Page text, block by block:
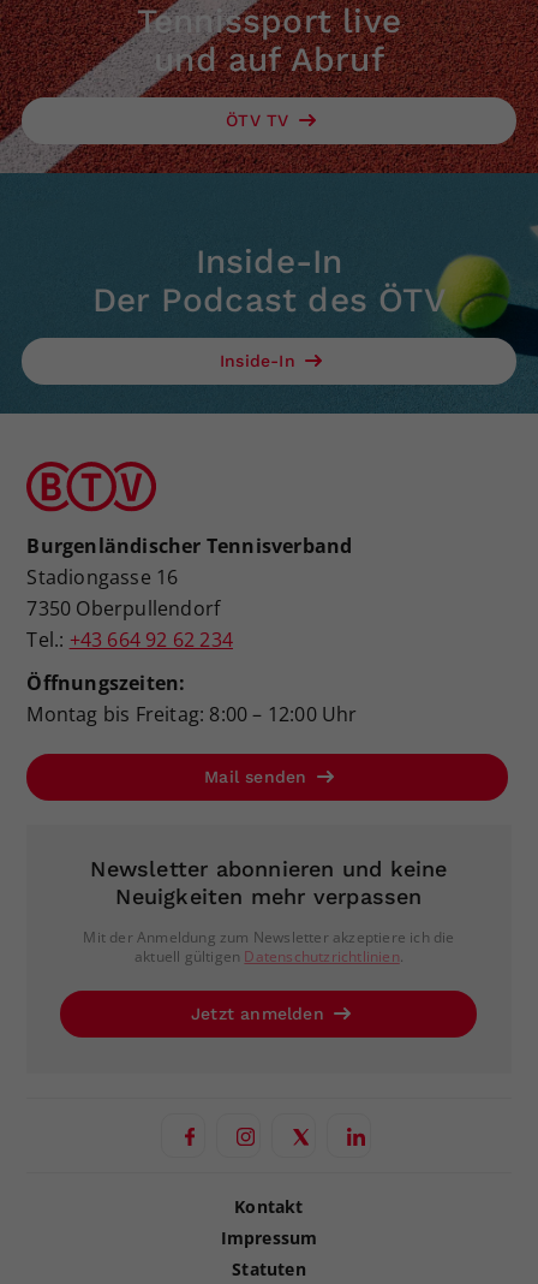
Tennissport live
und auf Abruf
ÖTV TV
Inside-In
Der Podcast des ÖTV
Inside-In
Burgenländischer Tennisverband
Stadiongasse 16
7350 Oberpullendorf
Tel.: +43 664 92 62 234
Öffnungszeiten:
Montag bis Freitag: 8:00 – 12:00 Uhr
Mail senden
Newsletter abonnieren und keine
Neuigkeiten mehr verpassen
Mit der Anmeldung zum Newsletter akzeptiere ich die
aktuell gültigen Datenschutzrichtlinien.
Jetzt anmelden
Kontakt
Impressum
Statuten